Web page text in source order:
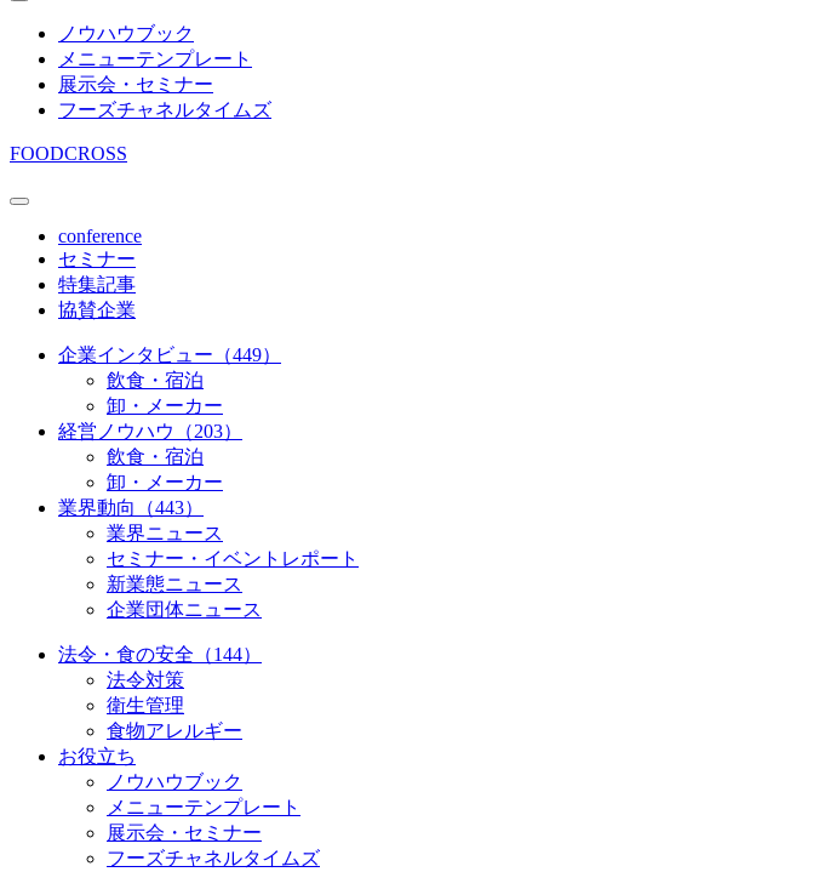
ノウハウブック
メニューテンプレート
展示会・セミナー
フーズチャネルタイムズ
FOODCROSS
conference
セミナー
特集記事
協賛企業
企業インタビュー（449）
飲食・宿泊
卸・メーカー
経営ノウハウ（203）
飲食・宿泊
卸・メーカー
業界動向（443）
業界ニュース
セミナー・イベントレポート
新業態ニュース
企業団体ニュース
法令・食の安全（144）
法令対策
衛生管理
食物アレルギー
お役立ち
ノウハウブック
メニューテンプレート
展示会・セミナー
フーズチャネルタイムズ